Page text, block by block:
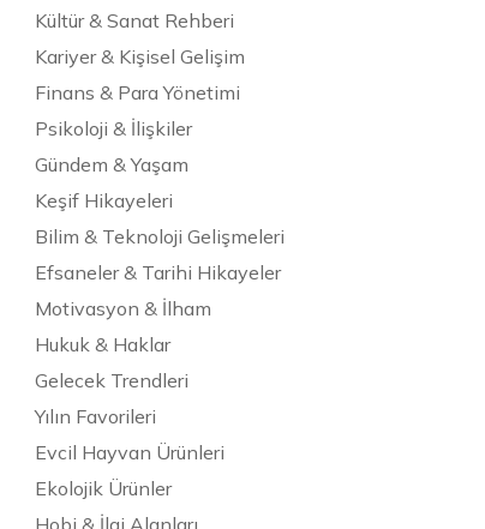
Kültür & Sanat Rehberi
Kariyer & Kişisel Gelişim
Finans & Para Yönetimi
Psikoloji & İlişkiler
Gündem & Yaşam
Keşif Hikayeleri
Bilim & Teknoloji Gelişmeleri
Efsaneler & Tarihi Hikayeler
Motivasyon & İlham
Hukuk & Haklar
Gelecek Trendleri
Yılın Favorileri
Evcil Hayvan Ürünleri
Ekolojik Ürünler
Hobi & İlgi Alanları